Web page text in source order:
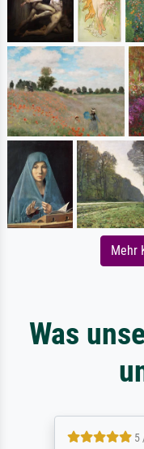
Mehr
Was
5